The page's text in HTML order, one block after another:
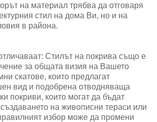
на материал трябва да отговаря
стил на дома Ви, но и на
в района.
Стилът на покрива също е
за общата визия на Вашето
скатове, които предлагат
вид и подобрена отводняваща
покриви, които могат да бъдат
на живописни тераси или
избор може да промени